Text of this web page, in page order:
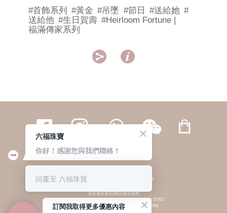
#首飾系列 #黃金 #吊墜 #節日 #送給她 #
送給他 #生日賀壽 #Heirloom Fortune |
福滿傳家系列
 
繁體 | 簡体
© 六福集團 版權所有 不得轉載 私隱政策
貴金屬及寶石A類註冊交易商
(六福企業禮品(國際)有限公司-註冊號碼:A-B-24-05-07207;
六福電子商貿有限公司-註冊號碼:A-B-24-05-07206)
貴金屬及寶石B類註冊交易商
訂閱我取得更多優惠內容
六福珠寶
你好！感謝您與我們聯絡！
回覆至 六福珠寶